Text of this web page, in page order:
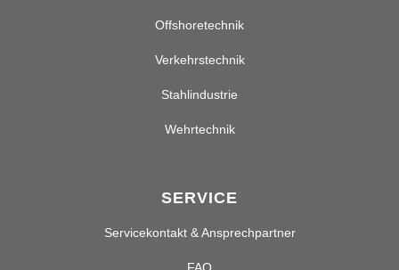
Offshoretechnik
Verkehrstechnik
Stahlindustrie
Wehrtechnik
SERVICE
Servicekontakt & Ansprechpartner